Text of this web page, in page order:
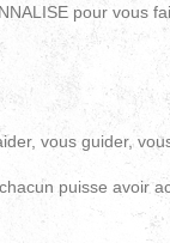
pour vous
vous guider,
puisse avoir